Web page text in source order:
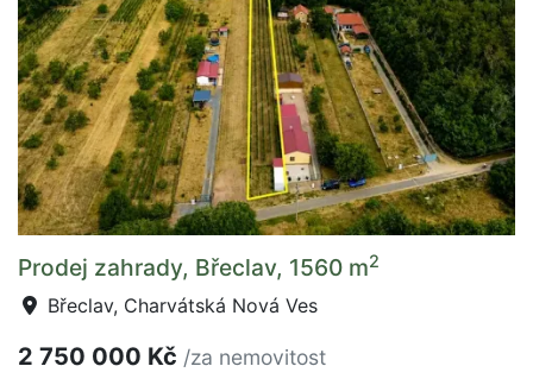
Prodej zahrady, Břeclav, 1560 m2
Břeclav, Charvátská Nová Ves
2 750 000 Kč /za nemovitost